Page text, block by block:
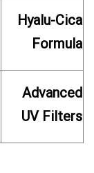
Hyalu-Cica
Formula
Advanced
UV Filters